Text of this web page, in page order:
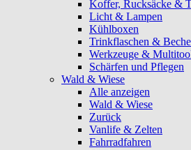
Koffer, Rucksäcke &
Licht & Lampen
Kühlboxen
Trinkflaschen &
Werkzeuge &
Schärfen und Pflegen
Wald & Wiese
Alle anzeigen
Wald & Wiese
Zurück
Vanlife & Zelten
Fahrradfahren